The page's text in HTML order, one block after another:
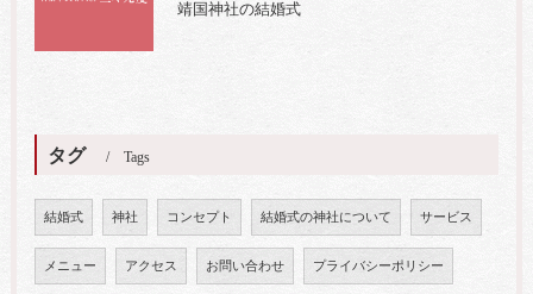
靖国神社の結婚式
タグ Tags
結婚式 神社 コンセプト 結婚式の神社について サービス
メニュー アクセス お問い合わせ プライバシーポリシー